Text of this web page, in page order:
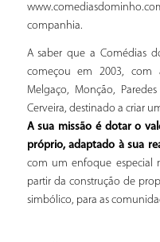
companhia.
A saber que a Comédias
começou em 2003, com
Melgaço, Monção,
Cerveira, destinado a criar
A sua missão é dotar o
próprio, adaptado à sua
com um enfoque especial
partir da construção de
simbólico, para as